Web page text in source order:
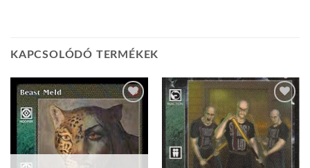
KAPCSOLÓDÓ TERMÉKEK
wishlist
Add to
wishlist